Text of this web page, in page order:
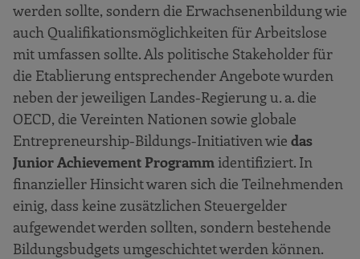
werden sollte, sondern die Erwachsenenbildung wie
auch Qualifikationsmöglichkeiten für Arbeitslose
mit umfassen sollte. Als politische Stakeholder für
die Etablierung entsprechender Angebote wurden
neben der jeweiligen Landes-Regierung u. a. die
OECD, die Vereinten Nationen sowie globale
Entrepreneurship-Bildungs-Initiativen wie das
Junior Achievement Programm identifiziert. In
finanzieller Hinsicht waren sich die Teilnehmenden
einig, dass keine zusätzlichen Steuergelder
aufgewendet werden sollten, sondern bestehende
Bildungsbudgets umgeschichtet werden können.